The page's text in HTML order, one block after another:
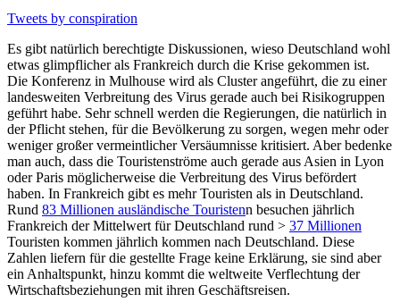
Tweets by conspiration
Es gibt natürlich berechtigte Diskussionen, wieso Deutschland wohl
etwas glimpflicher als Frankreich durch die Krise gekommen ist.
Die Konferenz in Mulhouse wird als Cluster angeführt, die zu einer
landesweiten Verbreitung des Virus gerade auch bei Risikogruppen
geführt habe. Sehr schnell werden die Regierungen, die natürlich in
der Pflicht stehen, für die Bevölkerung zu sorgen, wegen mehr oder
weniger großer vermeintlicher Versäumnisse kritisiert. Aber bedenke
man auch, dass die Touristenströme auch gerade aus Asien in Lyon
oder Paris möglicherweise die Verbreitung des Virus befördert
haben. In Frankreich gibt es mehr Touristen als in Deutschland.
Rund 83 Millionen ausländische Touristenn besuchen jährlich
Frankreich der Mittelwert für Deutschland rund > 37 Millionen
Touristen kommen jährlich kommen nach Deutschland. Diese
Zahlen liefern für die gestellte Frage keine Erklärung, sie sind aber
ein Anhaltspunkt, hinzu kommt die weltweite Verflechtung der
Wirtschaftsbeziehungen mit ihren Geschäftsreisen.